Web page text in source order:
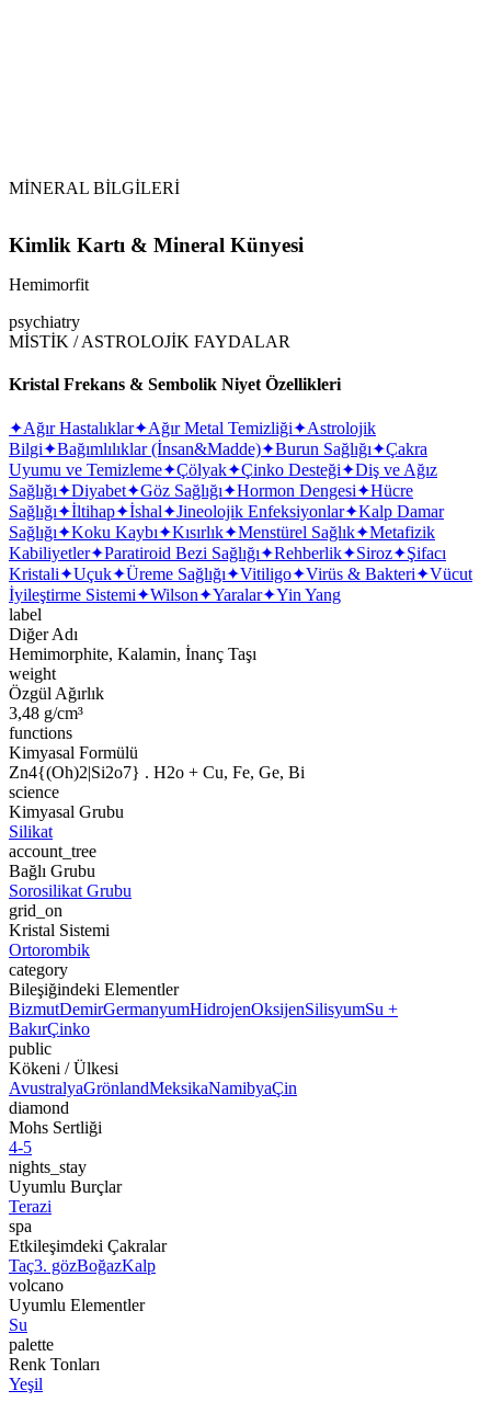
MİNERAL BİLGİLERİ
Kimlik Kartı & Mineral Künyesi
Hemimorfit
psychiatry
MİSTİK / ASTROLOJİK FAYDALAR
Kristal Frekans & Sembolik Niyet Özellikleri
✦Ağır Hastalıklar✦Ağır Metal Temizliği✦Astrolojik
Bilgi✦Bağımlılıklar (İnsan&Madde)✦Burun Sağlığı✦Çakra
Uyumu ve Temizleme✦Çölyak✦Çinko Desteği✦Diş ve Ağız
Sağlığı✦Diyabet✦Göz Sağlığı✦Hormon Dengesi✦Hücre
Sağlığı✦İltihap✦İshal✦Jineolojik Enfeksiyonlar✦Kalp Damar
Sağlığı✦Koku Kaybı✦Kısırlık✦Menstürel Sağlık✦Metafizik
Kabiliyetler✦Paratiroid Bezi Sağlığı✦Rehberlik✦Siroz✦Şifacı
Kristali✦Uçuk✦Üreme Sağlığı✦Vitiligo✦Virüs & Bakteri✦Vücut
İyileştirme Sistemi✦Wilson✦Yaralar✦Yin Yang
label
Diğer Adı
Hemimorphite, Kalamin, İnanç Taşı
weight
Özgül Ağırlık
3,48 g/cm³
functions
Kimyasal Formülü
Zn4{(Oh)2|Si2o7} . H2o + Cu, Fe, Ge, Bi
science
Kimyasal Grubu
Silikat
account_tree
Bağlı Grubu
Sorosilikat Grubu
grid_on
Kristal Sistemi
Ortorombik
category
Bileşiğindeki Elementler
BizmutDemirGermanyumHidrojenOksijenSilisyumSu +
BakırÇinko
public
Kökeni / Ülkesi
AvustralyaGrönlandMeksikaNamibyaÇin
diamond
Mohs Sertliği
4-5
nights_stay
Uyumlu Burçlar
Terazi
spa
Etkileşimdeki Çakralar
Taç3. gözBoğazKalp
volcano
Uyumlu Elementler
Su
palette
Renk Tonları
Yeşil